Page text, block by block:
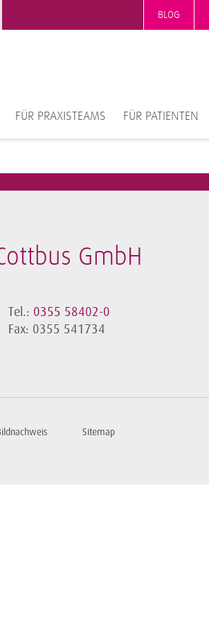
BLOG
FÜR PRAXISTEAMS FÜR PATIENTEN
GmbH
Tel.: 0355 58402-0
Fax: 0355 541734
Sitemap